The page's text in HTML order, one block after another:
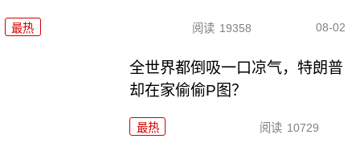
最热 阅读 19358 08-02
全世界都倒吸一口凉气，特朗普
却在家偷偷P图？
最热 阅读 10729